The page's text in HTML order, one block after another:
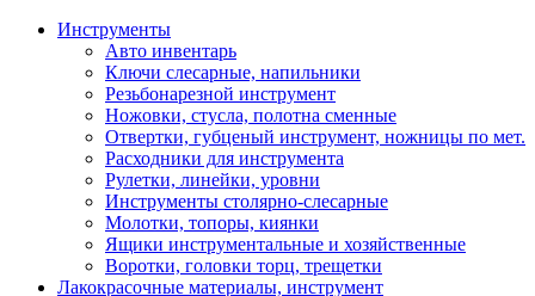
Инструменты
Авто инвентарь
Ключи слесарные, напильники
Резьбонарезной инструмент
Ножовки, стусла, полотна сменные
Отвертки, губценый инструмент, ножницы по мет.
Расходники для инструмента
Рулетки, линейки, уровни
Инструменты столярно-слесарные
Молотки, топоры, киянки
Ящики инструментальные и хозяйственные
Воротки, головки торц, трещетки
Лакокрасочные материалы, инструмент